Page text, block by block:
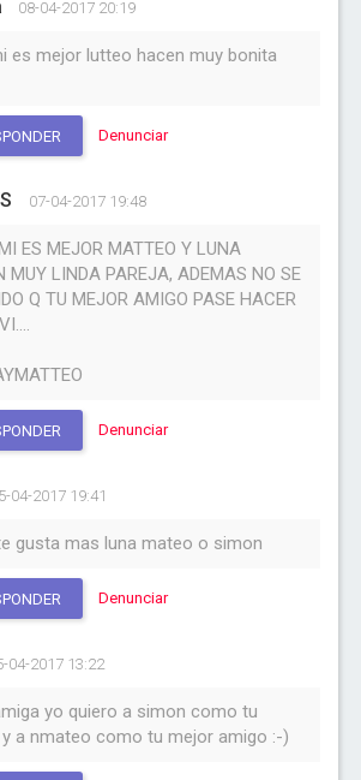
08-04-2017 20:19
es mejor lutteo hacen muy bonita
Denunciar
07-04-2017 19:48
ES MEJOR MATTEO Y LUNA
MUY LINDA PAREJA, ADEMAS NO SE
Q TU MEJOR AMIGO PASE HACER
Denunciar
04-2017 19:41
gusta mas luna mateo o simon
Denunciar
04-2017 13:22
yo quiero a simon como tu
a nmateo como tu mejor amigo :-)